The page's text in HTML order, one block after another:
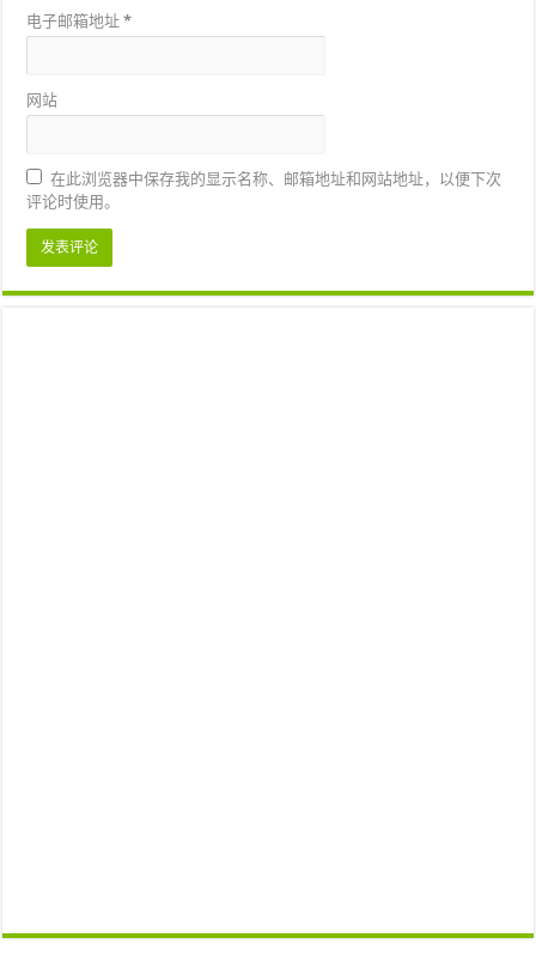
电子邮箱地址*
网站
在此浏览器中保存我的显示名称、邮箱地址和网站地址，以便下次
评论时使用。